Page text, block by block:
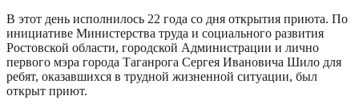
В этот день исполнилось 22 года со дня открытия приюта. По
инициативе Министерства труда и социального развития
Ростовской области, городской Администрации и лично
первого мэра города Таганрога Сергея Ивановича Шило для
ребят, оказавшихся в трудной жизненной ситуации, был
открыт приют.